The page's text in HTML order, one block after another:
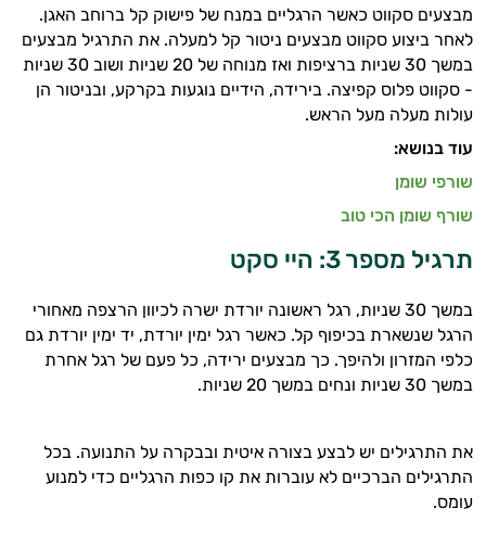
מבצעים סקווט כאשר הרגליים במנח של פישוק קל ברוחב האגן.
לאחר ביצוע סקווט מבצעים ניטור קל למעלה. את התרגיל מבצעים
במשך 30 שניות ברציפות ואז מנוחה של 20 שניות ושוב 30 שניות
- סקווט פלוס קפיצה. בירידה, הידיים נוגעות בקרקע, ובניטור הן
עולות מעלה מעל הראש.
עוד בנושא:
שורפי שומן
שורף שומן הכי טוב
תרגיל מספר 3: היי סקט
במשך 30 שניות, רגל ראשונה יורדת ישרה לכיוון הרצפה מאחורי
הרגל שנשארת בכיפוף קל. כאשר רגל ימין יורדת, יד ימין יורדת גם
כלפי המזרון ולהיפך. כך מבצעים ירידה, כל פעם של רגל אחרת
במשך 30 שניות ונחים במשך 20 שניות.
את התרגילים יש לבצע בצורה איטית ובבקרה על התנועה. בכל
התרגילים הברכיים לא עוברות את קו כפות הרגליים כדי למנוע
עומס.
ותזונת הספורט.
אני כאן כדי לעזור לך להתאים את תוספי
התזונה ומוצרי הבריאות המדויקים למטרות
ולמצב הגופני שלך, ולהסביר לך אילו רכיבים
יום וגם בתחום הכושר והספורט.
אישיות מבוססות מדעית.
זה הזמן להתחיל. איך אוכל לעזור?